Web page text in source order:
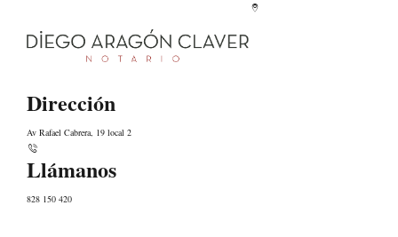
Dirección
Av Rafael Cabrera, 19 local 2
Llámanos
828 150 420